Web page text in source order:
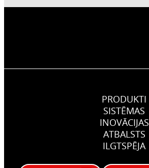
materiālu plātņu salīmēšanai.
PRODUKTI
SISTĒMAS
INOVĀCIJAS
ATBALSTS
ILGTSPĒJA